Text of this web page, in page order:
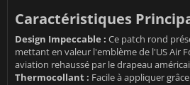
Caractéristiques
Design Impeccable : Ce patch rond
mettant en valeur l'emblème de l'US Air
aviation rehaussé par le drapeau
Thermocollant : Facile à appliquer